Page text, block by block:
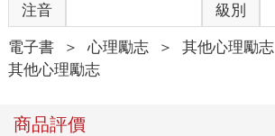
注音 級別
電子書 ＞ 心理勵志 ＞ 其他心理勵志
其他心理勵志
商品評價